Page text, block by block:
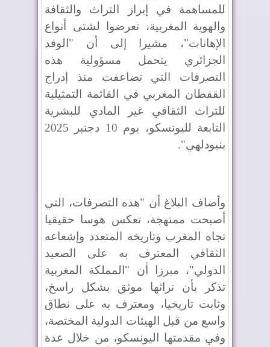
للمساهمة في إبراز التراث والثقافة
والهوية المغربية، تعرضوا لشتى أنواع
الإهانات"، مشيرا إلى أن "الوفد
الجزائري يتحمل مسؤولية هذه
التصرفات التي تضاعفت منذ إدراج
القفطان المغربي في القائمة التمثيلية
للتراث الثقافي غير المادي للبشرية
التابعة لليونسكو، يوم 10 دجنبر 2025
بنيودلهي".
وأضاف البلاغ أن "هذه التصرفات، التي
أصبحت ممنهجة، تعكس هوسا حقيقيا
تجاه المغرب وتاريخه المتعدد وإشعاعه
الثقافي المعترف به على الصعيد
الدولي"، مبرزا أن "المملكة المغربية
تذكر بأن تراثها موثق بشكل راسخ،
وثابت تاريخيا، ومعترف به على نطاق
واسع من قبل الهيئات الدولية المختصة،
وفي مقدمتها اليونسكو، من خلال عدة